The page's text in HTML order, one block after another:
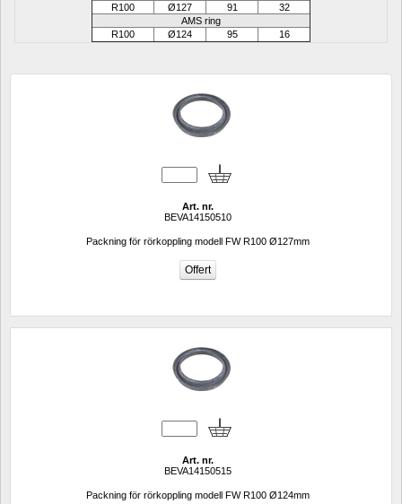
R100
Ø127 91
32
AMS ring
R100
Ø124 95 16
Art. nr.
BEVA14150510
Packning för rörkoppling modell FW R100 Ø127mm
Art. nr.
BEVA14150515
Packning för rörkoppling modell FW R100 Ø124mm